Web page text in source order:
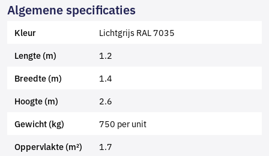
Algemene specificaties
Kleur Lichtgrijs RAL 7035
Lengte (m) 1.2
Breedte (m) 1.4
Hoogte (m) 2.6
Gewicht (kg) 750 per unit
Oppervlakte (m²) 1.7